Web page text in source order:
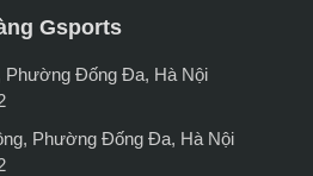
Gsports
Phường Đống Đa, Hà Nội
Phường Đống Đa, Hà Nội